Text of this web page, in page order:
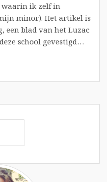
ik zelf in
minor). Het artikel is
een blad van het Luzac
school gevestigd…